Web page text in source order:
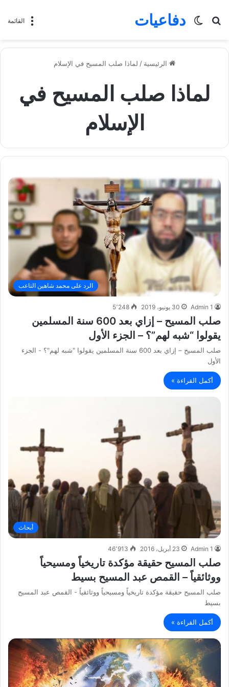
القائمة دفاعيات
بحث
الوضع
الرئيسية / لماذا صلب المسيح في الإسلام
لماذا صلب المسيح في
الإسلام
الرد على محمد شاهين التاعب
Admin 1 30 يونيو، 2019 5٬248
صلب المسيح – إزاي بعد 600 سنة المسلمين
يقولوا “شبه لهم”؟ – الجزء الأول
صلب المسيح – إزاي بعد 600 سنة المسلمين يقولوا "شبه لهم"؟ - الجزء
الأول
أكمل القراءة »
أبحاث
Admin 1 23 أبريل، 2016 46٬913
صلب المسيح حقيقة مؤكدة تاريخياً ومسيحياً
ووثائقياً – القمص عبد المسيح بسيط
صلب المسيح حقيقة مؤكدة تاريخياً ومسيحياً ووثائقياً - القمص عبد المسيح
بسيط
أكمل القراءة »